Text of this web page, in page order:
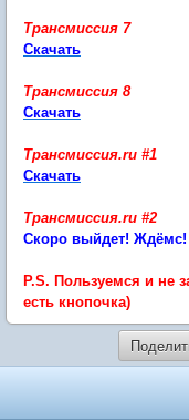
Трансмиссия 7
Скачать
Трансмиссия 8
Скачать
Трансмиссия.ru #1
Скачать
Трансмиссия.ru #2
Скоро выйдет! Ждёмс!
P.S. Пользуемся и не
есть кнопочка)